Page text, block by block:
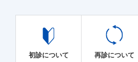
初診について 再診について